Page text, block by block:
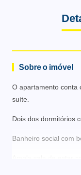
Sobre o imóvel
O apartamento conta
suíte.
Dois dos dormitórios
Banheiro social com